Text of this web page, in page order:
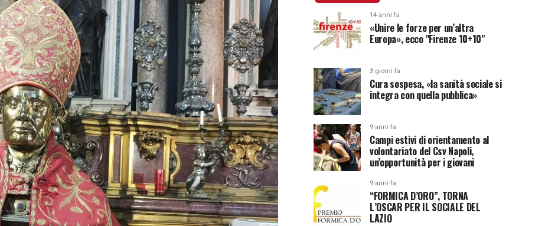
14 anni fa
«Unire le forze per un’altra
Europa», ecco "Firenze 10+10"
3 giorni fa
Cura sospesa, «la sanità sociale si
integra con quella pubblica»
9 anni fa
Campi estivi di orientamento al
volontariato del Csv Napoli,
un’opportunità per i giovani
9 anni fa
“FORMICA D’ORO”, TORNA
L’OSCAR PER IL SOCIALE DEL
LAZIO